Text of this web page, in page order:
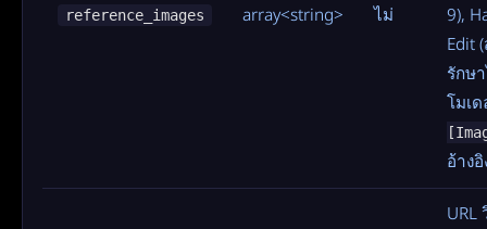
reference_images array<string> ไม่
9),
Edit
รักษ
โมเ
อ้างอิ
URL